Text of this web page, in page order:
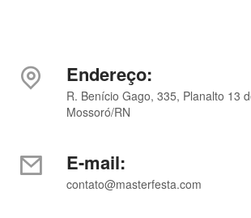
Endereço:
R. Benício Gago, 335, Planalto 13
Mossoró/RN
E-mail:
contato@masterfesta.com